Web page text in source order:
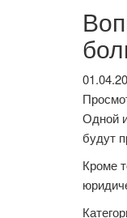
Одной
будут
Кроме